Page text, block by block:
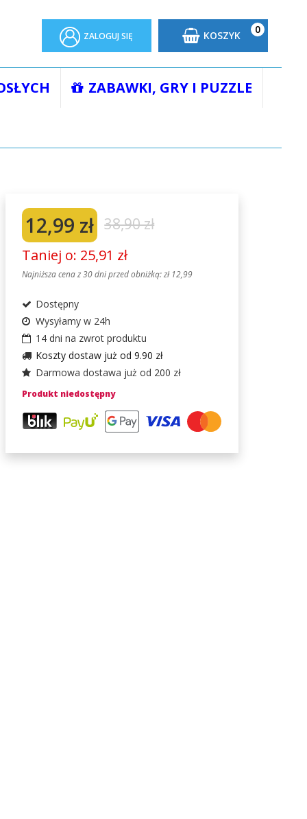
ZALOGUJ SIĘ KOSZYK 0
ZABAWKI, GRY I PUZZLE
12,99 zł 38,90 zł
Taniej o: 25,91 zł
Najniższa cena z 30 dni przed obniżką:zł 12,99
Dostępny
Wysyłamy w 24h
14 dni na zwrot produktu
Koszty dostaw już od 9.90 zł
Darmowa dostawa już od 200 zł
Produkt niedostępny